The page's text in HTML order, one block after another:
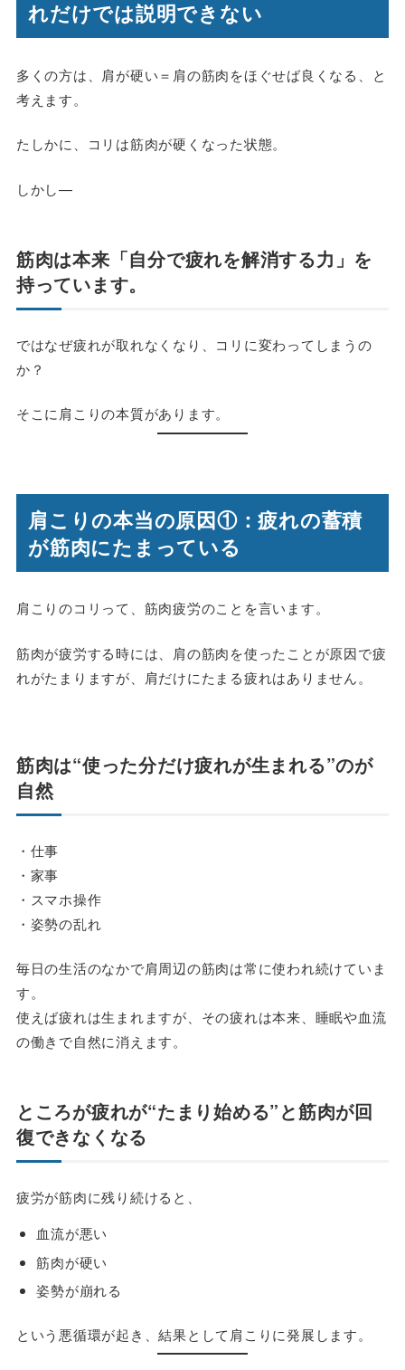
れだけでは説明できない
多くの方は、肩が硬い＝肩の筋肉をほぐせば良くなる、と
考えます。
たしかに、コリは筋肉が硬くなった状態。
しかし—
筋肉は本来「自分で疲れを解消する力」を
持っています。
ではなぜ疲れが取れなくなり、コリに変わってしまうの
か？
そこに肩こりの本質があります。
肩こりの本当の原因①：疲れの蓄積
が筋肉にたまっている
肩こりのコリって、筋肉疲労のことを言います。
筋肉が疲労する時には、肩の筋肉を使ったことが原因で疲
れがたまりますが、肩だけにたまる疲れはありません。
筋肉は“使った分だけ疲れが生まれる”のが
自然
・仕事
・家事
・スマホ操作
・姿勢の乱れ
毎日の生活のなかで肩周辺の筋肉は常に使われ続けていま
す。
使えば疲れは生まれますが、その疲れは本来、睡眠や血流
の働きで自然に消えます。
ところが疲れが“たまり始める”と筋肉が回
復できなくなる
疲労が筋肉に残り続けると、
血流が悪い
筋肉が硬い
姿勢が崩れる
という悪循環が起き、結果として肩こりに発展します。